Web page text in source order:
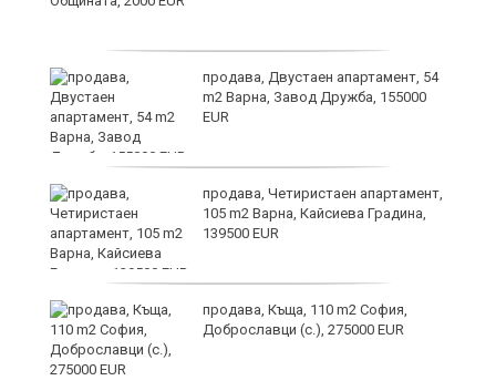
продава, Двустаен апартамент, 54
m2 Варна, Завод Дружба, 155000
EUR
продава, Четиристаен апартамент,
105 m2 Варна, Кайсиева Градина,
139500 EUR
продава, Къща, 110 m2 София,
Доброславци (с.), 275000 EUR